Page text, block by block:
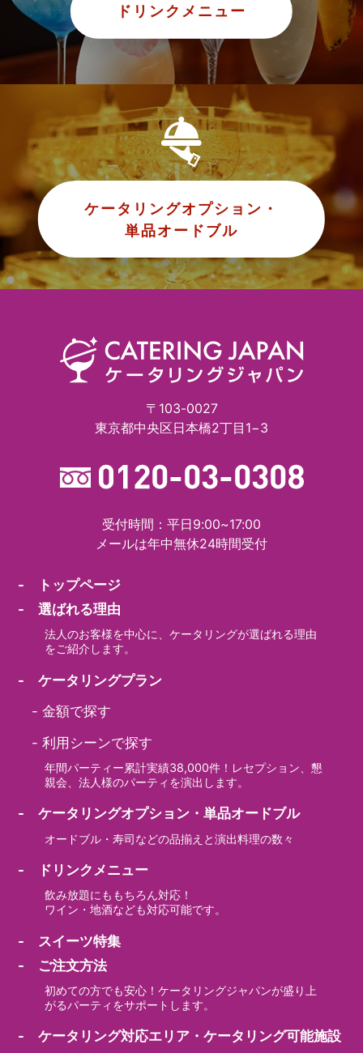
ドリンクメニュー
ケータリングオプション・
単品オードブル
〒103-0027
東京都中央区日本橋2丁目1−3
受付時間：平日9:00~17:00
メールは年中無休24時間受付
- トップページ
- 選ばれる理由
法人のお客様を中心に、ケータリングが選ばれる理由
をご紹介します。
- ケータリングプラン
-金額で探す
-利用シーンで探す
年間パーティー累計実績38,000件！レセプション、懇
親会、法人様のパーティを演出します。
- ケータリングオプション・単品オードブル
オードブル・寿司などの品揃えと演出料理の数々
- ドリンクメニュー
飲み放題にももちろん対応！
ワイン・地酒なども対応可能です。
- スイーツ特集
- ご注文方法
初めての方でも安心！ケータリングジャパンが盛り上
がるパーティをサポートします。
- ケータリング対応エリア・ケータリング可能施設